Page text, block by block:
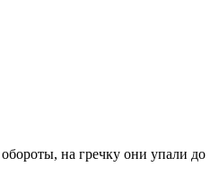
на гречку они упали до